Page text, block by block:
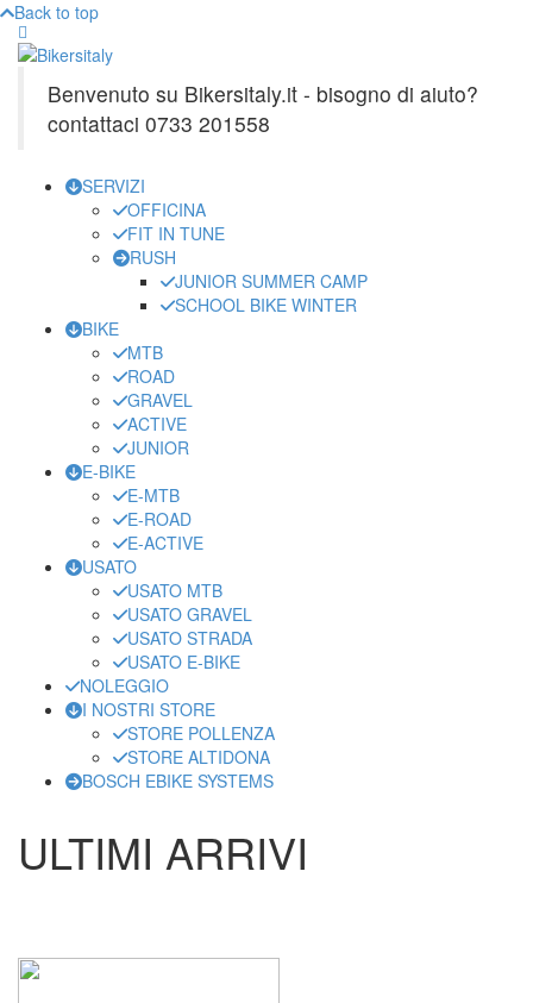
Back to top
Benvenuto su Bikersitaly.it - bisogno di aiuto?
contattaci 0733 201558
SERVIZI
OFFICINA
FIT IN TUNE
RUSH
JUNIOR SUMMER CAMP
SCHOOL BIKE WINTER
BIKE
MTB
ROAD
GRAVEL
ACTIVE
JUNIOR
E-BIKE
E-MTB
E-ROAD
E-ACTIVE
USATO
USATO MTB
USATO GRAVEL
USATO STRADA
USATO E-BIKE
NOLEGGIO
I NOSTRI STORE
STORE POLLENZA
STORE ALTIDONA
BOSCH EBIKE SYSTEMS
ULTIMI ARRIVI